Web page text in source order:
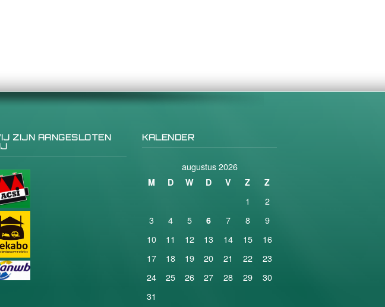
ZIJN AANGESLOTEN
KALENDER
augustus 2026
M D W D V Z Z
1
2
3
4 5 6 7 8
9
10
11 12 13 14 15
16
17
18 19 20 21 22
23
24
25 26 27 28 29
30
31